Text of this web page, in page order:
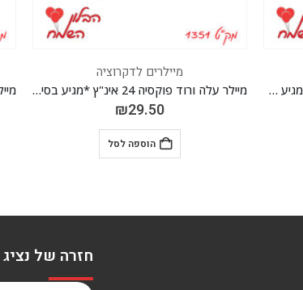
מיילרים לדקרוציה
מיילר עלה ורוד פוקסיה 24 אינ"ץ *מגיע בסיטונאות חבילה של 5 יח' *
₪29.50
הוספה לסל
חזרה של נציג